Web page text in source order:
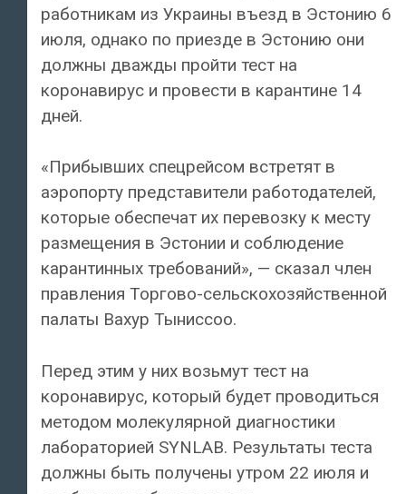
работникам из Украины въезд в Эстонию 6
июля, однако по приезде в Эстонию они
должны дважды пройти тест на
коронавирус и провести в карантине 14
дней.
«Прибывших спецрейсом встретят в
аэропорту представители работодателей,
которые обеспечат их перевозку к месту
размещения в Эстонии и соблюдение
карантинных требований», — сказал член
правления Торгово-сельскохозяйственной
палаты Вахур Тыниссоо.
Перед этим у них возьмут тест на
коронавирус, который будет проводиться
методом молекулярной диагностики
лабораторией SYNLAB. Результаты теста
должны быть получены утром 22 июля и